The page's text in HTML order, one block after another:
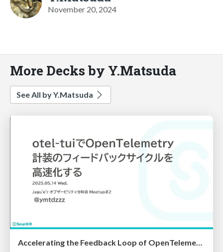
November 20, 2024
More Decks by Y.Matsuda
See All by Y.Matsuda
Accelerating the Feedback Loop of OpenTelemetry Instrumentation with otel-tui